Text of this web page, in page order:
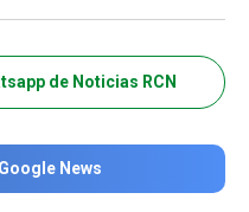
de Noticias RCN
News